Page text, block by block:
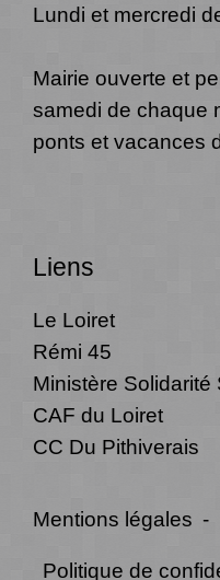
Lundi et mercredi
Mairie ouverte et
samedi de chaque
ponts et vacances
Liens
Le Loiret
Rémi 45
Ministère Solidarité
CAF du Loiret
CC Du Pithiverais
Mentions légales -
Politique de